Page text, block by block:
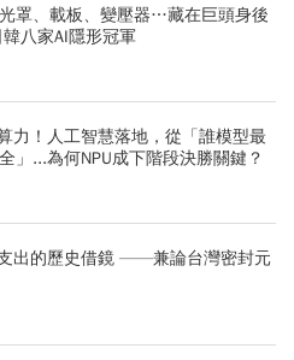
罩、載板、變壓器…藏在巨頭身後
八家AI隱形冠軍
力！人工智慧落地，從「誰模型最
」...為何NPU成下階段決勝關鍵？
出的歷史借鏡 ——兼論台灣密封元